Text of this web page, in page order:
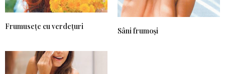
Frumusețe cu verdețuri Sâni frumoși